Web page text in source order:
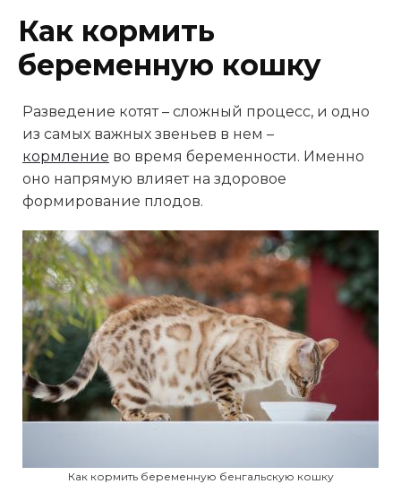
Как кормить
беременную кошку
Разведение котят – сложный процесс, и одно
из самых важных звеньев в нем –
кормление во время беременности. Именно
оно напрямую влияет на здоровое
формирование плодов.
Как кормить беременную бенгальскую кошку